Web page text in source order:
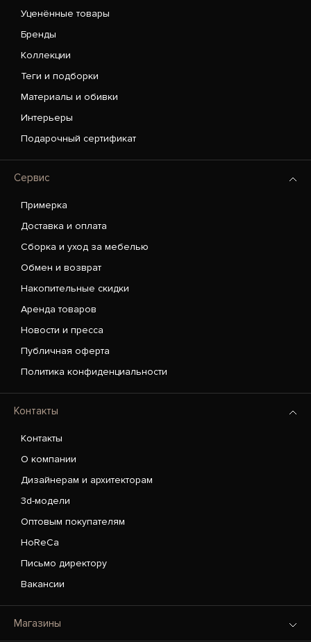
Уценённые товары
Бренды
Коллекции
Теги и подборки
Материалы и обивки
Интерьеры
Подарочный сертификат
Сервис
Примерка
Доставка и оплата
Сборка и уход за мебелью
Обмен и возврат
Накопительные скидки
Аренда товаров
Новости и пресса
Публичная оферта
Политика конфиденциальности
Контакты
Контакты
О компании
Дизайнерам и архитекторам
3d-модели
Оптовым покупателям
HoReCa
Письмо директору
Вакансии
Магазины